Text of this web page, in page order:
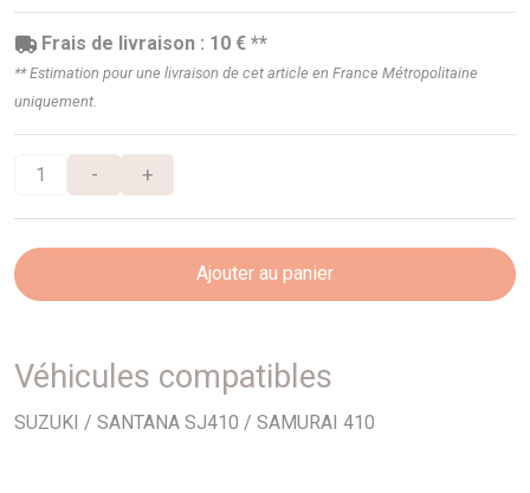
Frais de livraison : 10 € **
** Estimation pour une livraison de cet article en France Métropolitaine
uniquement.
- +
Ajouter au panier
Véhicules compatibles
SUZUKI / SANTANA SJ410 / SAMURAI 410